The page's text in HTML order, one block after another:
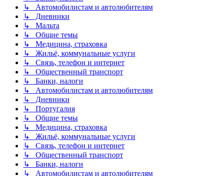
↳ Автомобилистам и автолюбителям
↳ Дневники
↳ Мальта
↳ Общие темы
↳ Медицина, страховка
↳ Жильё, коммунальные услуги
↳ Связь, телефон и интернет
↳ Общественный транспорт
↳ Банки, налоги
↳ Автомобилистам и автолюбителям
↳ Дневники
↳ Португалия
↳ Общие темы
↳ Медицина, страховка
↳ Жильё, коммунальные услуги
↳ Связь, телефон и интернет
↳ Общественный транспорт
↳ Банки, налоги
↳ Автомобилистам и автолюбителям